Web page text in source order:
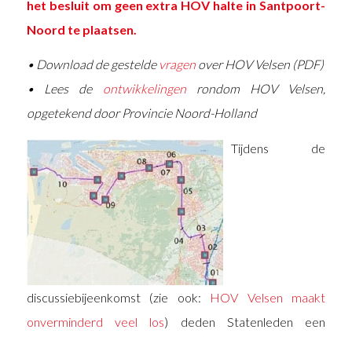
het besluit om geen extra HOV halte in Santpoort-
Noord te plaatsen.
• Download de gestelde vragenover HOV Velsen (PDF)
• Lees de ontwikkelingenrondom HOV Velsen,
opgetekend door Provincie Noord-Holland
Tijdens de
discussiebijeenkomst (zie ook: HOV Velsen maakt
onverminderd veel los)
deden Statenleden een